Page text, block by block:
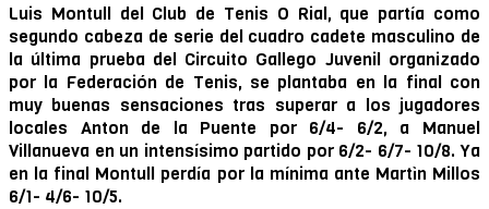
Luis Montull del Club de Tenis O Rial, que partía como
segundo cabeza de serie del cuadro cadete masculino de
la última prueba del Circuito Gallego Juvenil organizado
por la Federación de Tenis, se plantaba en la final con
muy buenas sensaciones tras superar a los jugadores
locales Anton de la Puente por 6/4- 6/2, a Manuel
Villanueva en un intensísimo partido por 6/2- 6/7- 10/8. Ya
en la final Montull perdía por la mínima ante Martìn Millos
6/1- 4/6- 10/5.